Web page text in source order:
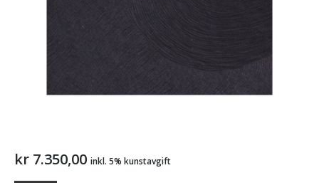
kr 7.350,00 inkl. 5% kunstavgift